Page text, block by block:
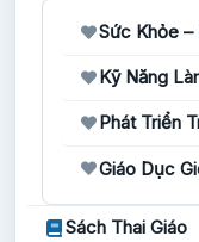
Sức Khỏe –
Kỹ Năng
Phát Triển
Giáo Dục
Sách Thai Giáo